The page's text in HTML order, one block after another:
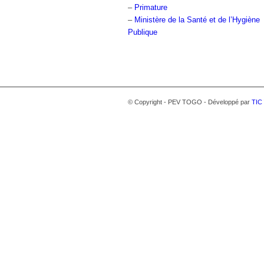
– Primature
– Ministère de la Santé et de l’Hygiène
Publique
© Copyright - PEV TOGO - Développé par TIC